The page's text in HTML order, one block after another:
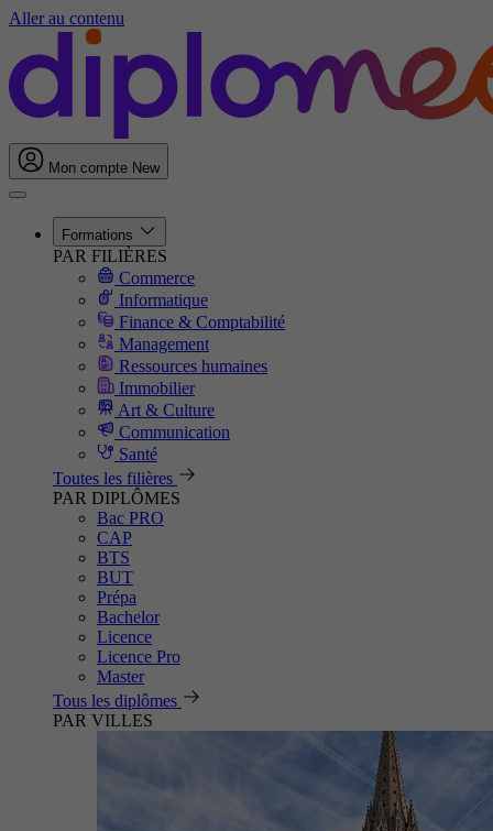
Aller au contenu
Mon compte New
Formations
PAR FILIÈRES
Commerce
Informatique
Finance & Comptabilité
Management
Ressources humaines
Immobilier
Art & Culture
Communication
Santé
Toutes les filières
PAR DIPLÔMES
Bac PRO
CAP
BTS
BUT
Prépa
Bachelor
Licence
Licence Pro
Master
Tous les diplômes
PAR VILLES